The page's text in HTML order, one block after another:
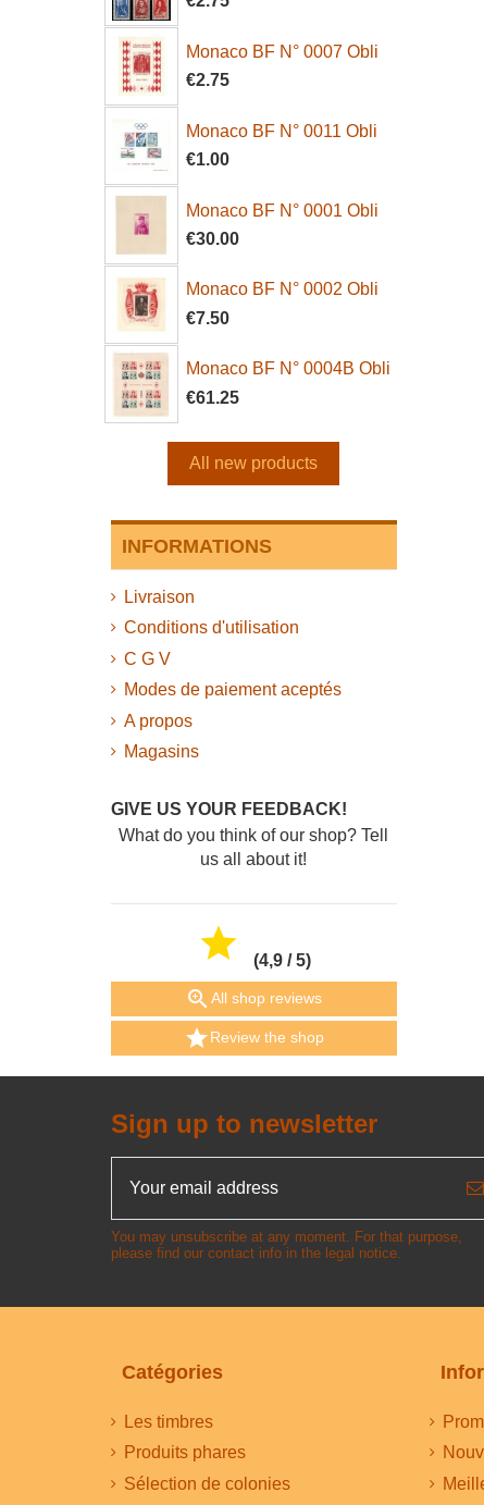
Monaco BF N° 0007 Obli
€2.75
Monaco BF N° 0011 Obli
€1.00
Monaco BF N° 0001 Obli
€30.00
Monaco BF N° 0002 Obli
€7.50
Monaco BF N° 0004B Obli
€61.25
All new products
INFORMATIONS
Livraison
Conditions d'utilisation
C G V
Modes de paiement aceptés
A propos
Magasins
GIVE US YOUR FEEDBACK!
What do you think of our shop? Tell
us all about it!
 (4,9 / 5)
All shop reviews
Review the shop
Sign up to newsletter
You may unsubscribe at any moment. For that purpose,
please find our contact info in the legal notice.
Catégories
Les timbres
Produits phares
Sélection de colonies